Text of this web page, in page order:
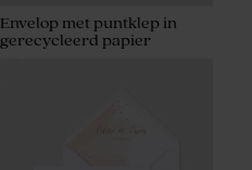
Envelop met puntklep in
gerecycleerd papier